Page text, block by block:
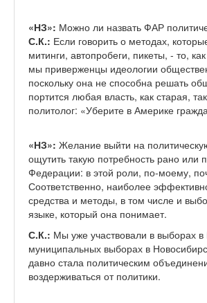
«НЗ»: Можно ли назвать ФАР
С.К.: Если говорить о методах,
митинги, автопробеги, пикеты, - то,
мы приверженцы идеологии
поскольку она не способна решать
портится любая власть, как старая,
политолог: «Уберите в Америке
«НЗ»: Желание выйти на
ощутить такую потребность рано или
Федерации: в этой роли, по-моему,
Соответственно, наиболее
средства и методы, в том числе и
языке, который она понимает.
С.К.: Мы уже участвовали в выборах
муниципальных выборах в
давно стала политическим
воздерживаться от политики.